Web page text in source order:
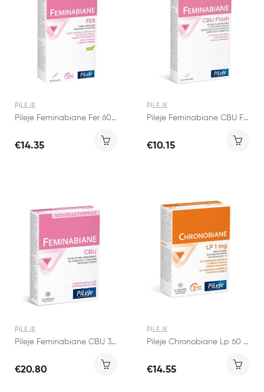
PILEJE
Pileje Feminabiane Fer 60 gélules
€14.35
PILEJE
Pileje Feminabiane CBU Flash 20 comprimés
€10.15
PILEJE
Pileje Feminabiane CBU 30 comprimés
€20.80
PILEJE
Pileje Chronobiane Lp 60 Comprimés
€14.55